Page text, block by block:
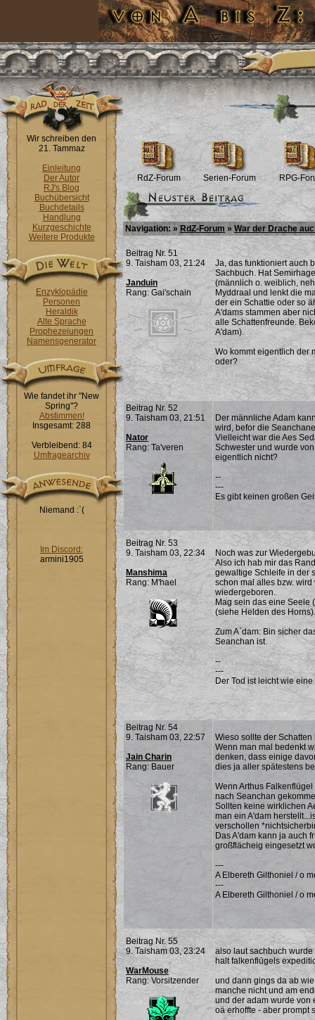
Wir schreiben den
21. Tammaz
Einleitung
Der Autor
RJ's Blog
Buchübersicht
Buchdetails
Handlung
Kurzgeschichte
Weitere Produkte
Enzyklopädie
Personen
Heraldik
Alte Sprache
Prophezeiungen
Namensgenerator
Wie fandet ihr "New
Spring"?
Abstimmen!
Insgesamt: 288
Verbleibend: 84
Umfragearchiv
Niemand :`(
Im Discord:
armini1905
RdZ-Forum Serien-Forum RPG-
Navigation: » RdZ-Forum » War der Drache
Beitrag Nr. 51
9. Taisham 03, 21:24
Janduin
Rang: Gai'schain
Ja, das funktioniert auch
Sachbuch. Hat
(männlich o. weiblich,
Myddraal und lenkt die
der ein Schattie oder so
A'dams stammen aber
alle Schattenfreunde.
A'dam).
Wo kommt eigentlich der
oder?
Beitrag Nr. 52
9. Taisham 03, 21:51
Nator
Rang: Ta'veren
Der männliche Adam
wird, befor die
Vielleicht war die Aes
Schwester und wurde
eigentlich nicht?
--
---
Es gibt keinen großen
Beitrag Nr. 53
9. Taisham 03, 22:34
Manshima
Rang: M'hael
Noch was zur
Also ich hab mir das
gewaltige Schleife in der
schon mal alles bzw.
wiedergeboren.
Mag sein das eine Seele
(siehe Helden des Horns).
Zum A`dam: Bin sicher
Seanchan ist.
--
---
Der Tod ist leicht wie
Beitrag Nr. 54
9. Taisham 03, 22:57
Jain Charin
Rang: Bauer
Wieso sollte der
Wenn man mal bedenkt
denken, dass einige
dies ja aller spätestens
Wenn Arthus
nach Seanchan
Sollten keine wirklichen
man ein A'dam
verschollen
Das A'dam kann ja auch
großflächeig eingesetzt
---
A Elbereth Gilthoniel / o
---
A Elbereth Gilthoniel / o
Beitrag Nr. 55
9. Taisham 03, 23:24
WarMouse
Rang: Vorsitzender
also laut sachbuch
halt falkenflügels
und dann gings da ab
manche nicht und am
und der adam wurde von
oä erhoffte - aber prompt